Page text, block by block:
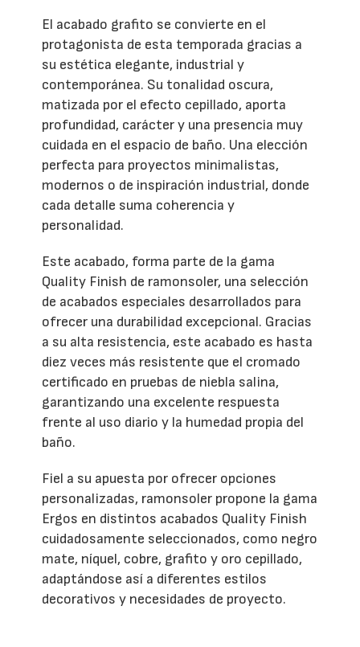
El acabado grafito se convierte en el
protagonista de esta temporada gracias a
su estética elegante, industrial y
contemporánea. Su tonalidad oscura,
matizada por el efecto cepillado, aporta
profundidad, carácter y una presencia muy
cuidada en el espacio de baño. Una elección
perfecta para proyectos minimalistas,
modernos o de inspiración industrial, donde
cada detalle suma coherencia y
personalidad.
Este acabado, forma parte de la gama
Quality Finish de ramonsoler, una selección
de acabados especiales desarrollados para
ofrecer una durabilidad excepcional. Gracias
a su alta resistencia, este acabado es hasta
diez veces más resistente que el cromado
certificado en pruebas de niebla salina,
garantizando una excelente respuesta
frente al uso diario y la humedad propia del
baño.
Fiel a su apuesta por ofrecer opciones
personalizadas, ramonsoler propone la gama
Ergos en distintos acabados Quality Finish
cuidadosamente seleccionados, como negro
mate, níquel, cobre, grafito y oro cepillado,
adaptándose así a diferentes estilos
decorativos y necesidades de proyecto.